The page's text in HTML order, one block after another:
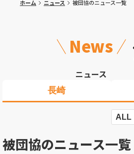
ホーム ニュース 被団協のニュース一覧
News
ニュース
長崎
ALL
被団協のニュース一覧